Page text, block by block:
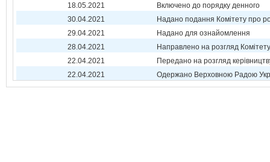
18.05.2021
Включено до порядку денного
30.04.2021
Надано подання Комітету про
29.04.2021
Надано для ознайомлення
28.04.2021
Направлено на розгляд Комітету
22.04.2021
Передано на розгляд
22.04.2021
Одержано Верховною Радою